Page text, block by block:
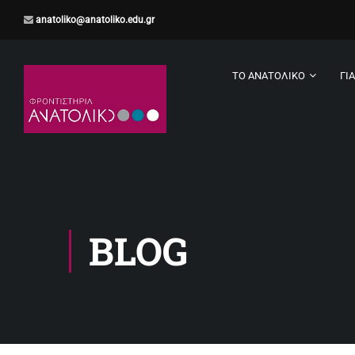
anatoliko@anatoliko.edu.gr
ΤΟ ΑΝΑΤΟΛΙΚΌ
BLOG